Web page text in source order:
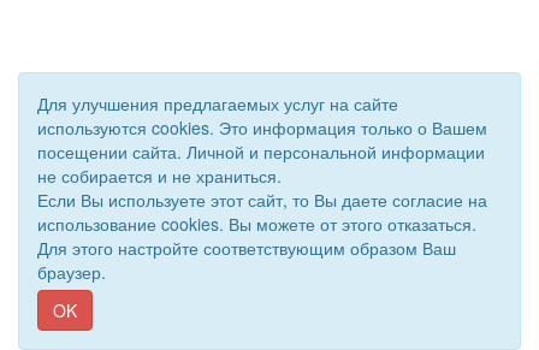
Для улучшения предлагаемых услуг на сайте
используются cookies. Это информация только о Вашем
посещении сайта. Личной и персональной информации
не собирается и не храниться.
Если Вы используете этот сайт, то Вы даете согласие на
использование cookies. Вы можете от этого отказаться.
Для этого настройте соответствующим образом Ваш
браузер.
OK